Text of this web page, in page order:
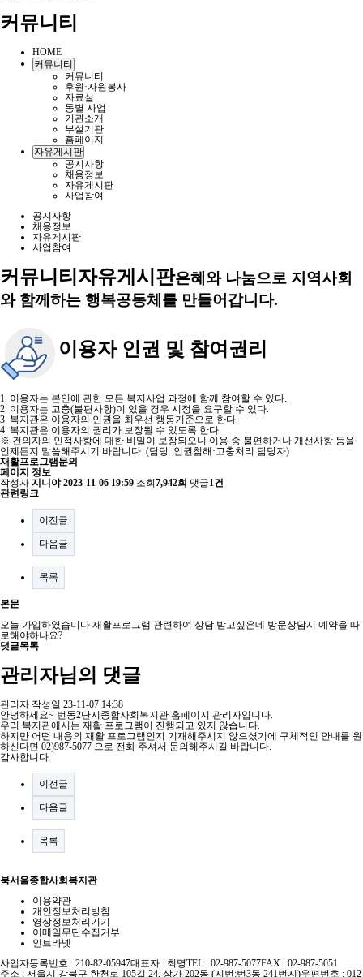
커뮤니티
HOME
커뮤니티
커뮤니티
후원·자원봉사
자료실
동별 사업
기관소개
부설기관
홈페이지
자유게시판
공지사항
채용정보
자유게시판
사업참여
공지사항
채용정보
자유게시판
사업참여
커뮤니티 자유게시판은혜와 나눔으로 지역사회
와 함께하는 행복공동체를 만들어갑니다.
이용자 인권 및 참여권리
1. 이용자는 본인에 관한 모든 복지사업 과정에 함께 참여할 수 있다.
2. 이용자는 고충(불편사항)이 있을 경우 시정을 요구할 수 있다.
3. 복지관은 이용자의 인권을 최우선 행동기준으로 한다.
4. 복지관은 이용자의 권리가 보장될 수 있도록 한다.
※ 건의자의 인적사항에 대한 비밀이 보장되오니 이용 중 불편하거나 개선사항 등을
언제든지 말씀해주시기 바랍니다. (담당: 인권침해·고충처리 담당자)
재활프로그램문의
페이지 정보
작성자 지니야 2023-11-06 19:59 조회 7,942회 댓글1건
관련링크
이전글
다음글
목록
본문
오늘 가입하였습니다 재활프로그램 관련하여 상담 받고싶은데 방문상담시 예약을 따
로해야하나요?
댓글목록
관리자님의 댓글
관리자 작성일 23-11-07 14:38
안녕하세요~ 번동2단지종합사회복지관 홈페이지 관리자입니다.
우리 복지관에서는 재활 프로그램이 진행되고 있지 않습니다.
하지만 어떤 내용의 재활 프로그램인지 기재해주시지 않으셨기에 구체적인 안내를 원
하신다면 02)987-5077 으로 전화 주셔서 문의해주시길 바랍니다.
감사합니다.
이전글
다음글
목록
북서울종합사회복지관
이용약관
개인정보처리방침
영상정보처리기기
이메일무단수집거부
인트라넷
사업자등록번호 : 210-82-05947대표자 : 최명TEL : 02-987-5077FAX : 02-987-5051
주소 : 서울시 강북구 한천로 105길 24, 상가 202동 (지번:번3동 241번지)우편번호 : 012